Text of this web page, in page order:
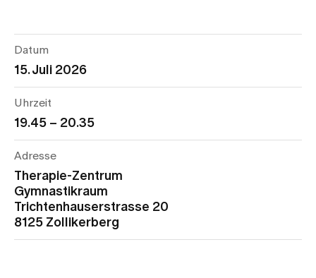
Aktuelles
Jobs & Karriere
Kontakt
Babygalerie
Blog
Medien
Datum
15. Juli 2026
Uhrzeit
19.45 – 20.35
Adresse
Therapie-Zentrum
Gymnastikraum
Trichtenhauserstrasse 20
8125 Zollikerberg